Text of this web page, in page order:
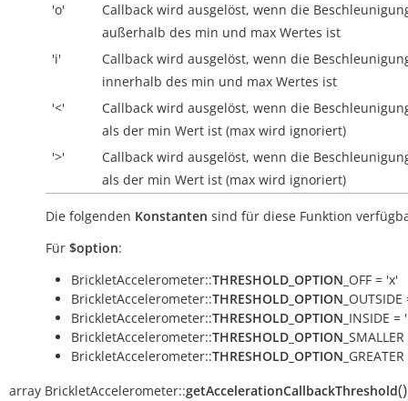
'o'
Callback wird ausgelöst, wenn die
außerhalb des min und max Wertes ist
'i'
Callback wird ausgelöst, wenn die
innerhalb des min und max Wertes ist
'<'
Callback wird ausgelöst, wenn die
als der min Wert ist (max wird ignoriert)
'>'
Callback wird ausgelöst, wenn die
als der min Wert ist (max wird ignoriert)
Die folgenden Konstanten sind für diese Funktion
Für $option:
BrickletAccelerometer::THRESHOLD_OPTION _OFF = 'x'
BrickletAccelerometer::THRESHOLD_OPTION
BrickletAccelerometer::THRESHOLD_OPTION _INSIDE =
BrickletAccelerometer::THRESHOLD_OPTION
BrickletAccelerometer::THRESHOLD_OPTION
array BrickletAccelerometer::getAccelerationCallbackThreshold()